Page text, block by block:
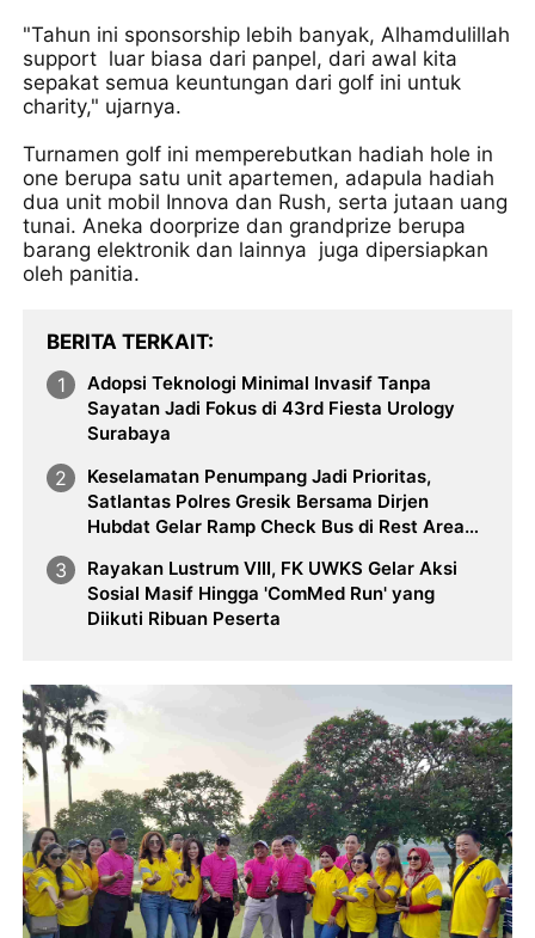
"Tahun ini sponsorship lebih banyak, Alhamdulillah
support luar biasa dari panpel, dari awal kita
sepakat semua keuntungan dari golf ini untuk
charity," ujarnya.
Turnamen golf ini memperebutkan hadiah hole in
one berupa satu unit apartemen, adapula hadiah
dua unit mobil Innova dan Rush, serta jutaan uang
tunai. Aneka doorprize dan grandprize berupa
barang elektronik dan lainnya juga dipersiapkan
oleh panitia.
BERITA TERKAIT
Adopsi Teknologi Minimal Invasif Tanpa
Sayatan Jadi Fokus di 43rd Fiesta Urology
Surabaya
Keselamatan Penumpang Jadi Prioritas,
Satlantas Polres Gresik Bersama Dirjen
Hubdat Gelar Ramp Check Bus di Rest Area
Rayakan Lustrum VIII, FK UWKS Gelar Aksi
Sosial Masif Hingga 'ComMed Run' yang
Diikuti Ribuan Peserta